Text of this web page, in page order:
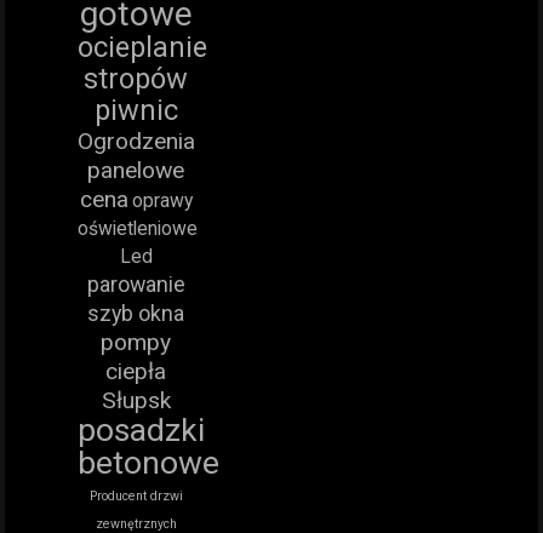
gotowe
ocieplanie
stropów
piwnic
Ogrodzenia
panelowe
cena oprawy
oświetleniowe
Led
parowanie
szyb okna
pompy
ciepła
Słupsk
posadzki
betonowe
Producent drzwi
zewnętrznych